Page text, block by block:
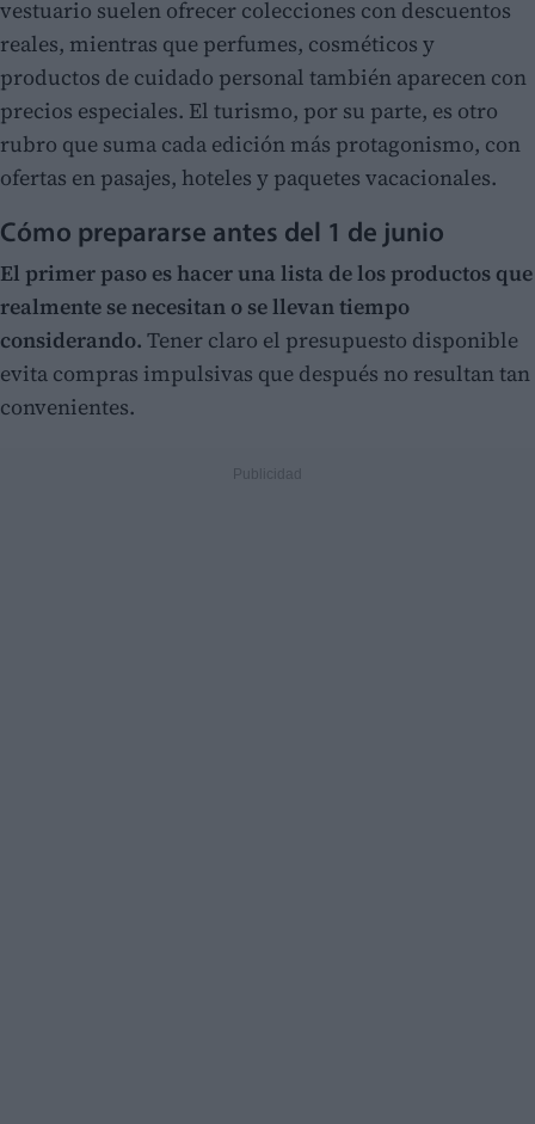
vestuario suelen ofrecer colecciones con descuentos
reales, mientras que perfumes, cosméticos y
productos de cuidado personal también aparecen con
precios especiales. El turismo, por su parte, es otro
rubro que suma cada edición más protagonismo, con
ofertas en pasajes, hoteles y paquetes vacacionales.
Cómo prepararse antes del 1 de junio
El primer paso es hacer una lista de los productos que
realmente se necesitan o se llevan tiempo
considerando. Tener claro el presupuesto disponible
evita compras impulsivas que después no resultan tan
convenientes.